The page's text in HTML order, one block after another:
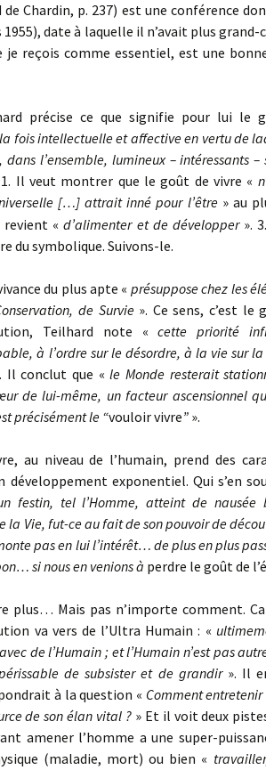
Chardin, p. 237) est une conférence
date à laquelle il n’avait plus grand-
je reçois comme essentiel, est une
précise ce que signifie pour lui le
fois intellectuelle et affective en vertu de
dans l’ensemble, lumineux – intéressants –
Il veut montrer que le goût de vivre «
[…] attrait inné pour l’être » au
revient «d’alimenter et de développer».
du symbolique. Suivons-le.
du plus apte « présuppose chez les
de Survie ». Ce sens, c’est le
Teilhard note «cette priorité
à l’ordre sur le désordre, à la vie sur
Il conclut que «le Monde resterait
de lui-même, un facteur ascensionnel
précisément le “vouloir vivre” ».
au niveau de l’humain, prend des
développement exponentiel. Qui s’en
festin, tel l’Homme, atteint de nausée
la Vie, fut-ce au fait de son pouvoir de
pas en lui l’intérêt… de plus en plus
si nous en venions à perdre le goût de
plus… Mais pas n’importe comment.
va vers de l’Ultra Humain : «
de l’Humain ; et l’Humain n’est pas
de subsister et de grandir ». Il
à la question « Comment
de son élan vital ? » Et il voit deux
amener l’homme a une super-
(maladie, mort) ou bien «